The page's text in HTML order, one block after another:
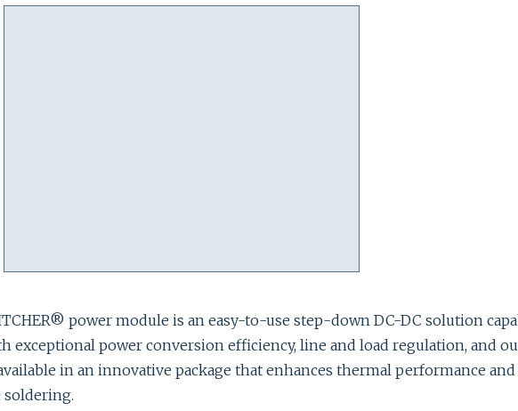
power module is an easy-to-use step-down DC-DC solution
exceptional power conversion efficiency, line and load regulation, and
in an innovative package that enhances thermal performance and
soldering.